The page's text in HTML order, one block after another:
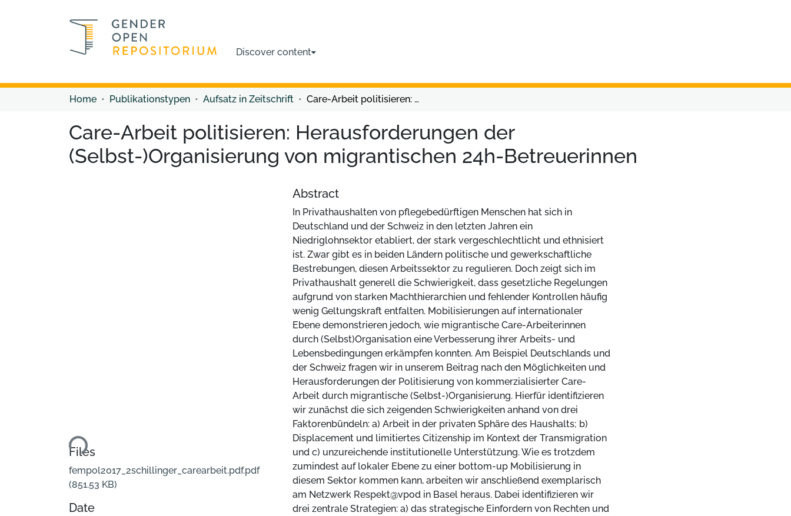
Discover content
Home Publikationstypen Aufsatz in Zeitschrift Care-Arbeit politisieren: Herausforderungen der (Selbst-)Organisierung von migrantischen 24h-Betreuerinnen
Care-Arbeit politisieren: Herausforderungen der
(Selbst-)Organisierung von migrantischen 24h-Betreuerinnen
Loading...
Files
fempol2017_2schillinger_carearbeit.pdf.pdf
(851.53 KB)
Date
Abstract
In Privathaushalten von pflegebedürftigen Menschen hat sich in
Deutschland und der Schweiz in den letzten Jahren ein
Niedriglohnsektor etabliert, der stark vergeschlechtlicht und ethnisiert
ist. Zwar gibt es in beiden Ländern politische und gewerkschaftliche
Bestrebungen, diesen Arbeitssektor zu regulieren. Doch zeigt sich im
Privathaushalt generell die Schwierigkeit, dass gesetzliche Regelungen
aufgrund von starken Machthierarchien und fehlender Kontrollen häufig
wenig Geltungskraft entfalten. Mobilisierungen auf internationaler
Ebene demonstrieren jedoch, wie migrantische Care-Arbeiterinnen
durch (Selbst)Organisation eine Verbesserung ihrer Arbeits- und
Lebensbedingungen erkämpfen konnten. Am Beispiel Deutschlands und
der Schweiz fragen wir in unserem Beitrag nach den Möglichkeiten und
Herausforderungen der Politisierung von kommerzialisierter Care-
Arbeit durch migrantische (Selbst-)Organisierung. Hierfür identifizieren
wir zunächst die sich zeigenden Schwierigkeiten anhand von drei
Faktorenbündeln: a) Arbeit in der privaten Sphäre des Haushalts; b)
Displacement und limitiertes Citizenship im Kontext der Transmigration
und c) unzureichende institutionelle Unterstützung. Wie es trotzdem
zumindest auf lokaler Ebene zu einer bottom-up Mobilisierung in
diesem Sektor kommen kann, arbeiten wir anschließend exemplarisch
am Netzwerk Respekt@vpod in Basel heraus. Dabei identifizieren wir
drei zentrale Strategien: a) das strategische Einfordern von Rechten und